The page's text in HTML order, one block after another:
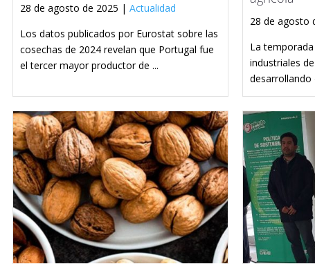
28 de agosto de 2025 | Actualidad
Los datos publicados por Eurostat sobre las
cosechas de 2024 revelan que Portugal fue
el tercer mayor productor de ...
28 de agosto
La
industriales
desarrollando